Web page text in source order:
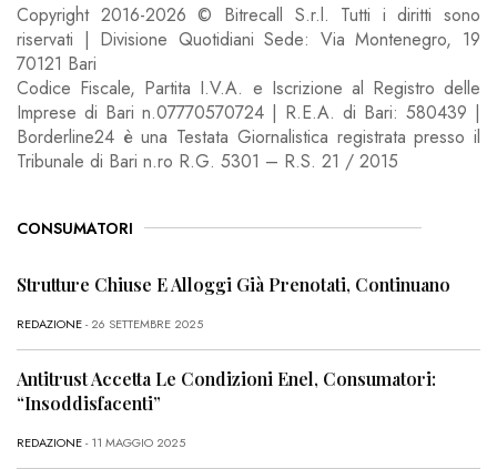
Copyright 2016-2026 © Bitrecall S.r.l. Tutti i diritti sono
riservati | Divisione Quotidiani Sede: Via Montenegro, 19
70121 Bari
Codice Fiscale, Partita I.V.A. e Iscrizione al Registro delle
Imprese di Bari n.07770570724 | R.E.A. di Bari: 580439 |
Borderline24 è una Testata Giornalistica registrata presso il
Tribunale di Bari n.ro R.G. 5301 – R.S. 21 / 2015
CONSUMATORI
Strutture Chiuse E Alloggi Già Prenotati, Continuano
REDAZIONE- 26 SETTEMBRE 2025
Antitrust Accetta Le Condizioni Enel, Consumatori:
“Insoddisfacenti”
REDAZIONE- 11 MAGGIO 2025